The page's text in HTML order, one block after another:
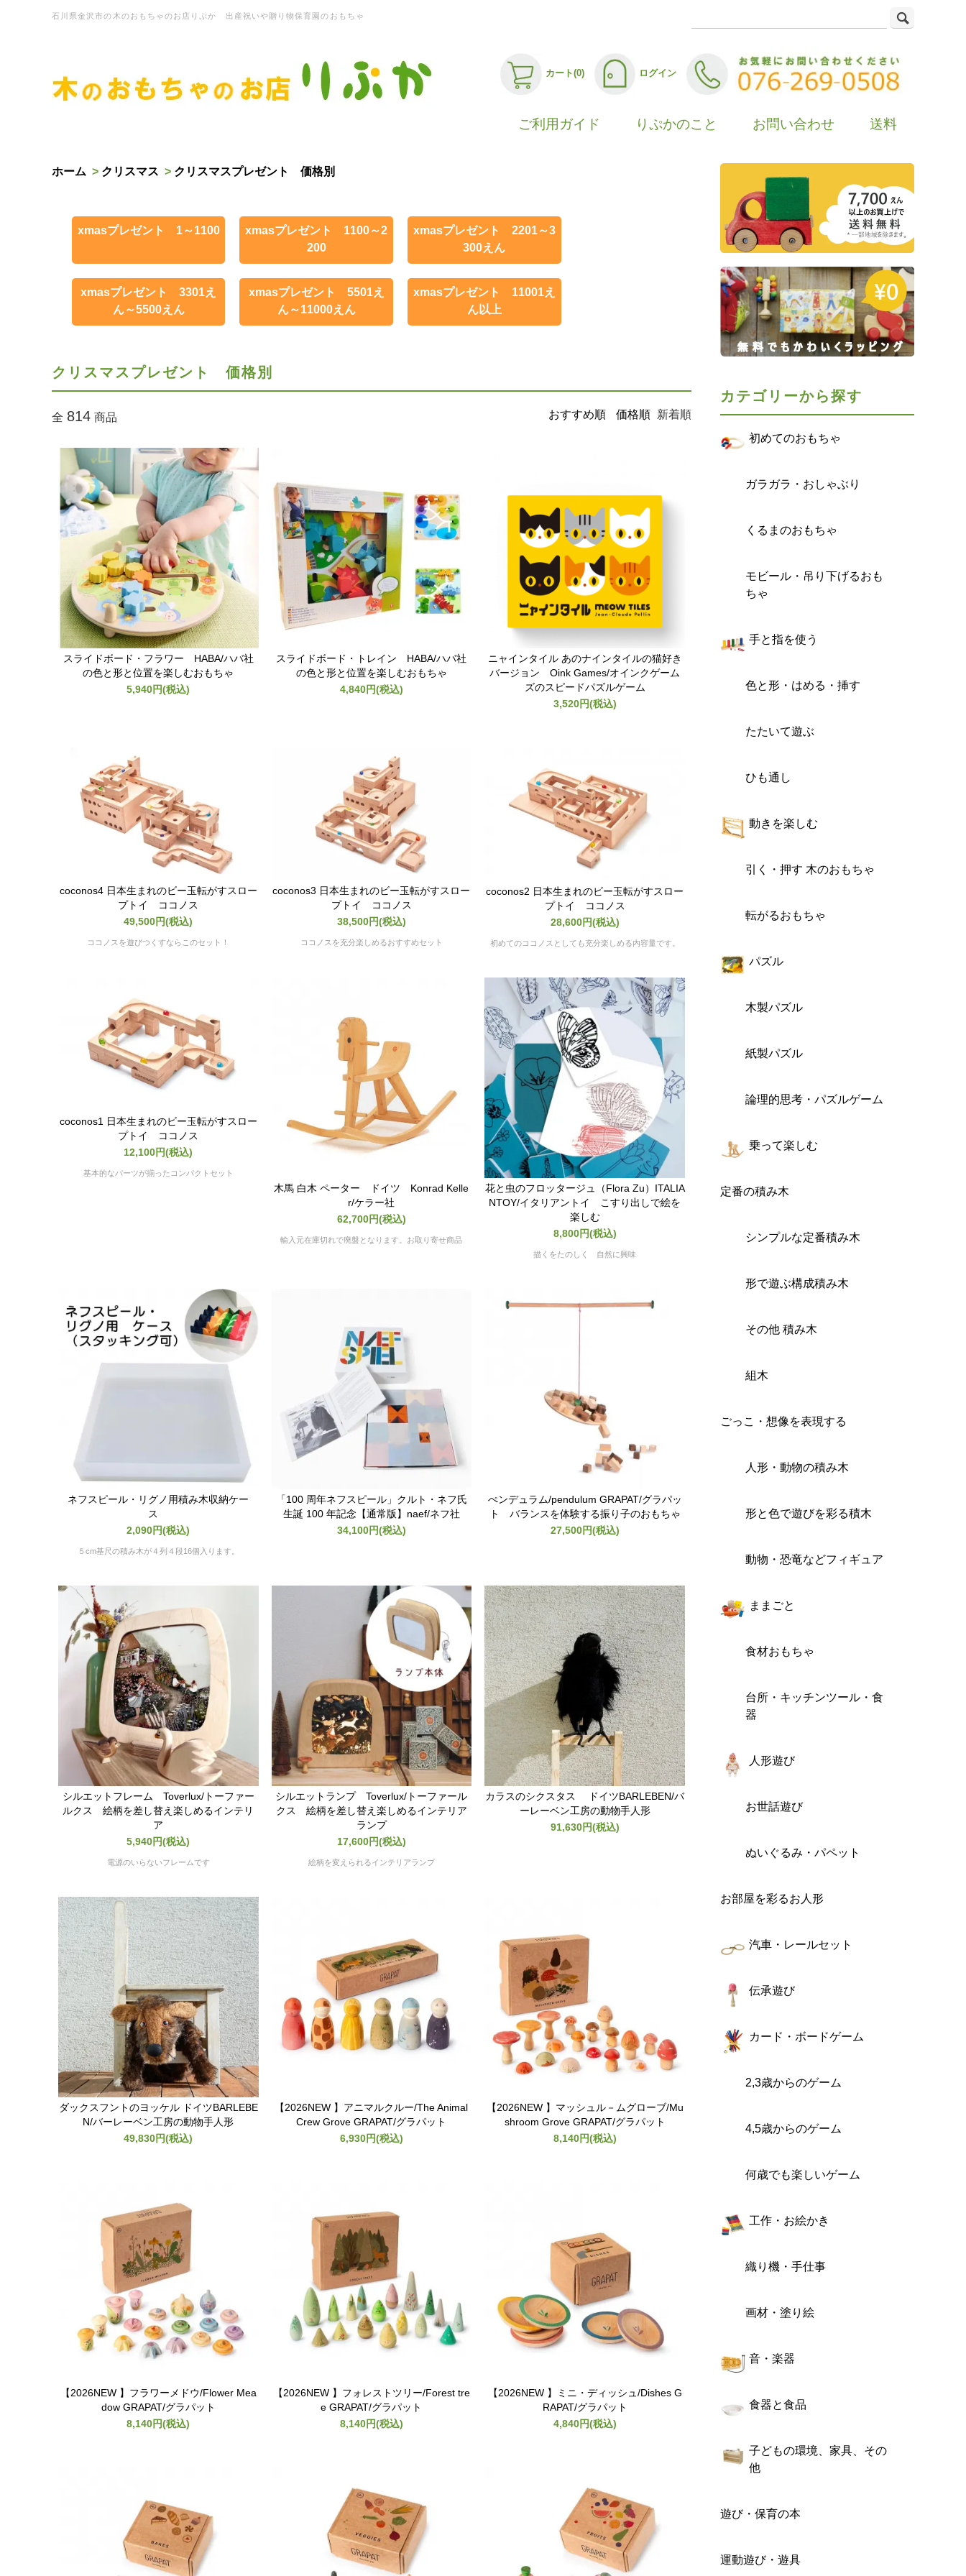
石川県金沢市の木のおもちゃのお店りぷか 出産祝いや贈り物保育園のおもちゃ
カート(0) ログイン
ご利用ガイド りぷかのこと お問い合わせ 送料
ホーム > クリスマス > クリスマスプレゼント 価格別
xmasプレゼント 1～1100
xmasプレゼント 1100～2
200
xmasプレゼント 2201～3
300えん
xmasプレゼント 3301え
ん～5500えん
xmasプレゼント 5501え
ん～11000えん
xmasプレゼント 11001え
ん以上
クリスマスプレゼント 価格別
全 814 商品 おすすめ順 価格順 新着順
スライドボード・フラワー HABA/ハバ社
の色と形と位置を楽しむおもちゃ
5,940円(税込)
スライドボード・トレイン HABA/ハバ社
の色と形と位置を楽しむおもちゃ
4,840円(税込)
ニャインタイル あのナインタイルの猫好き
バージョン Oink Games/オインクゲーム
ズのスピードパズルゲーム
3,520円(税込)
coconos4 日本生まれのビー玉転がすスロー
プトイ ココノス
49,500円(税込)
ココノスを遊びつくすならこのセット！
coconos3 日本生まれのビー玉転がすスロー
プトイ ココノス
38,500円(税込)
ココノスを充分楽しめるおすすめセット
coconos2 日本生まれのビー玉転がすスロー
プトイ ココノス
28,600円(税込)
初めてのココノスとしても充分楽しめる内容量です。
coconos1 日本生まれのビー玉転がすスロー
プトイ ココノス
12,100円(税込)
基本的なパーツが揃ったコンパクトセット
木馬 白木 ペーター ドイツ Konrad Kelle
r/ケラー社
62,700円(税込)
輸入元在庫切れで廃盤となります。お取り寄せ商品
花と虫のフロッタージュ（Flora Zu）ITALIA
NTOY/イタリアントイ こすり出しで絵を
楽しむ
8,800円(税込)
描くをたのしく 自然に興味
ネフスピール・リグノ用積み木収納ケー
ス
2,090円(税込)
５cm基尺の積み木が４列４段16個入ります。
「100 周年ネフスピール」クルト・ネフ氏
生誕 100 年記念【通常版】naef/ネフ社
34,100円(税込)
ぺンデュラム/pendulum GRAPAT/グラパッ
ト バランスを体験する振り子のおもちゃ
27,500円(税込)
シルエットフレーム Toverlux/トーファー
ルクス 絵柄を差し替え楽しめるインテリ
ア
5,940円(税込)
電源のいらないフレームです
シルエットランプ Toverlux/トーファール
クス 絵柄を差し替え楽しめるインテリア
ランプ
17,600円(税込)
絵柄を変えられるインテリアランプ
カラスのシクスタス ドイツBARLEBEN/バ
ーレーベン工房の動物手人形
91,630円(税込)
ダックスフントのヨッケル ドイツBARLEBE
N/バーレーベン工房の動物手人形
49,830円(税込)
【2026NEW 】アニマルクルー/The Animal
Crew Grove GRAPAT/グラパット
6,930円(税込)
【2026NEW 】マッシュル－ムグローブ/Mu
shroom Grove GRAPAT/グラパット
8,140円(税込)
【2026NEW 】フラワーメドウ/Flower Mea
dow GRAPAT/グラパット
8,140円(税込)
【2026NEW 】フォレストツリー/Forest tre
e GRAPAT/グラパット
8,140円(税込)
【2026NEW 】ミニ・ディッシュ/Dishes G
RAPAT/グラパット
4,840円(税込)
カテゴリーから探す
初めてのおもちゃ
ガラガラ・おしゃぶり
くるまのおもちゃ
モビール・吊り下げるおも
ちゃ
手と指を使う
色と形・はめる・挿す
たたいて遊ぶ
ひも通し
動きを楽しむ
引く・押す 木のおもちゃ
転がるおもちゃ
パズル
木製パズル
紙製パズル
論理的思考・パズルゲーム
乗って楽しむ
定番の積み木
シンプルな定番積み木
形で遊ぶ構成積み木
その他 積み木
組木
ごっこ・想像を表現する
人形・動物の積み木
形と色で遊びを彩る積木
動物・恐竜などフィギュア
ままごと
食材おもちゃ
台所・キッチンツール・食
器
人形遊び
お世話遊び
ぬいぐるみ・パペット
お部屋を彩るお人形
汽車・レールセット
伝承遊び
カード・ボードゲーム
2,3歳からのゲーム
4,5歳からのゲーム
何歳でも楽しいゲーム
工作・お絵かき
織り機・手仕事
画材・塗り絵
音・楽器
食器と食品
子どもの環境、家具、その
他
遊び・保育の本
運動遊び・遊具